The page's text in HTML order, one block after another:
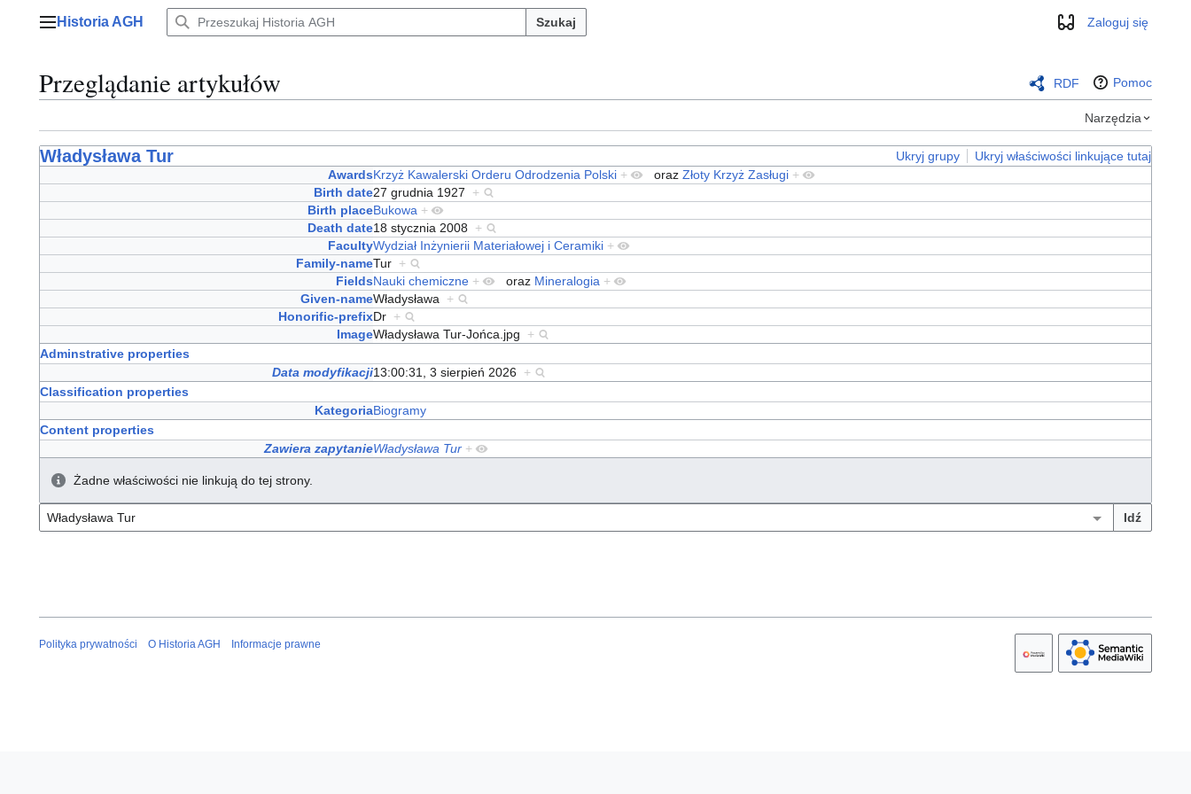
Menu główne
Historia AGH Szukaj WyglądZaloguj się
Przeglądanie artykułów RDF Pomoc
Narzędzia
Władysława Tur Ukryj grupy
Ukryj właściwości linkujące tutaj
AwardsKrzyż Kawalerski Orderu Odrodzenia Polski + orazZłoty Krzyż Zasługi +
Birth date27 grudnia 1927 +
Birth placeBukowa +
Death date18 stycznia 2008 +
FacultyWydział Inżynierii Materiałowej i Ceramiki +
Family-nameTur +
FieldsNauki chemiczne + oraz Mineralogia +
Given-nameWładysława +
Honorific-prefixDr +
ImageWładysława Tur-Jońca.jpg +
Adminstrative properties
Data modyfikacji13:00:31, 3 sierpień 2026
+
Classification properties
KategoriaBiogramy
Content properties
Zawiera zapytanieWładysława Tur +
Żadne właściwości nie linkują do tej strony.
Polityka prywatności O Historia AGH Informacje prawne